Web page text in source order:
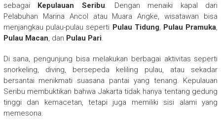
sebagai
Kepulauan Seribu. Dengan menaiki kapal dari
Pelabuhan Marina Ancol atau Muara Angke, wisatawan bisa
menjangkau pulau-pulau seperti Pulau Tidung, Pulau Pramuka,
Pulau Macan, dan Pulau Pari.
Di sana, pengunjung bisa melakukan berbagai aktivitas seperti
snorkeling, diving, bersepeda keliling pulau, atau sekadar
bersantai menikmati suasana pantai yang tenang. Kepulauan
Seribu membuktikan bahwa Jakarta tidak hanya tentang gedung
tinggi dan kemacetan, tetapi juga memiliki sisi alami yang
memesona.